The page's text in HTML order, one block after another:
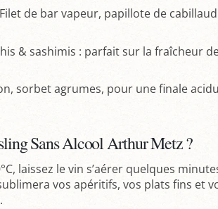
de bar vapeur, papillote de
& sashimis : parfait sur la fraîcheur
sorbet agrumes, pour une finale
Sans Alcool Arthur Metz ?
laissez le vin s’aérer quelques
vos apéritifs, vos plats fins et